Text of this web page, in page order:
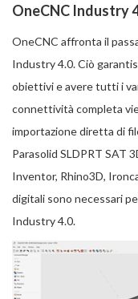
OneCNC Industry
OneCNC affronta il
Industry 4.0. Ciò
obiettivi e avere tutti i
connettività completa
importazione diretta di
Parasolid SLDPRT SAT
Inventor, Rhino3D,
digitali sono necessari
Industry 4.0.